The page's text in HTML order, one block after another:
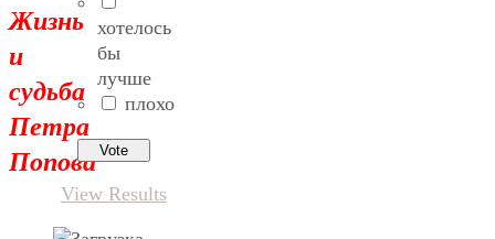
Жизнь
и
судьба
Петра
Попова
хотелось
бы
лучше
плохо
View Results